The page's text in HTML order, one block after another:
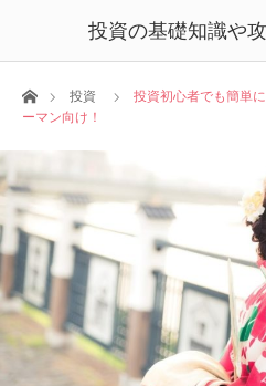
投資の基礎知識や
ホーム投資
投資初心者でも簡単
ーマン向け！